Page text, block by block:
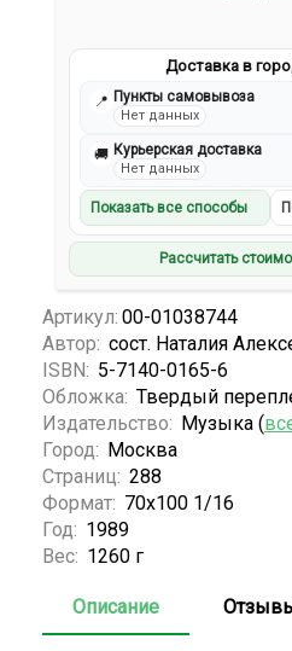
Доставка в
📍 Пункты самовывоза
Нет данных
🚚 Курьерская доставка
Нет данных
Показать все способы
Рассчитать
Артикул: 00-01038744
Автор: сост. Наталия
ISBN: 5-7140-0165-6
Обложка: Твердый
Издательство: Музыка (
Город: Москва
Страниц: 288
Формат: 70x100 1/16
Год: 1989
Вес: 1260 г
Описание